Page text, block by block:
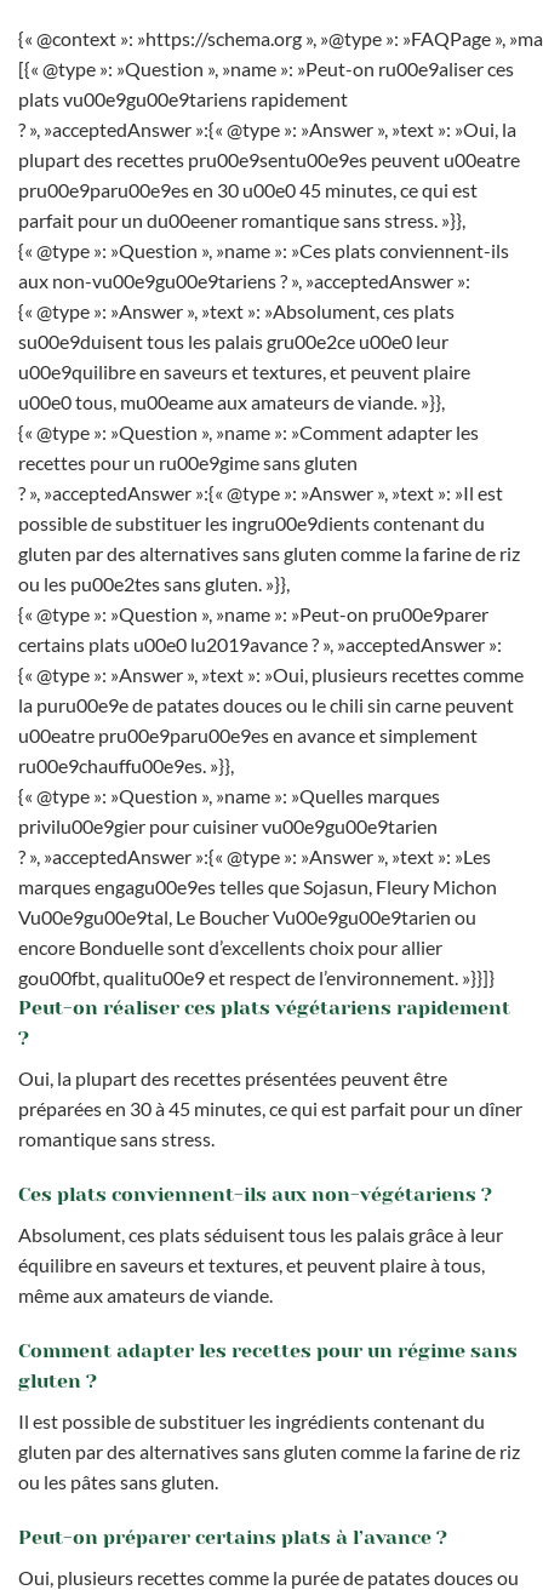
{« @context »: »https://schema.org », »@type »: »FAQPage »,
[{« @type »: »Question », »name »: »Peut-on ru00e9aliser ces
plats vu00e9gu00e9tariens rapidement
? », »acceptedAnswer »:{« @type »: »Answer », »text »: »Oui, la
plupart des recettes pru00e9sentu00e9es peuvent u00eatre
pru00e9paru00e9es en 30 u00e0 45 minutes, ce qui est
parfait pour un du00eener romantique sans stress. »}},
{« @type »: »Question », »name »: »Ces plats conviennent-ils
aux non-vu00e9gu00e9tariens ? », »acceptedAnswer »:
{« @type »: »Answer », »text »: »Absolument, ces plats
su00e9duisent tous les palais gru00e2ce u00e0 leur
u00e9quilibre en saveurs et textures, et peuvent plaire
u00e0 tous, mu00eame aux amateurs de viande. »}},
{« @type »: »Question », »name »: »Comment adapter les
recettes pour un ru00e9gime sans gluten
? », »acceptedAnswer »:{« @type »: »Answer », »text »: »Il est
possible de substituer les ingru00e9dients contenant du
gluten par des alternatives sans gluten comme la farine de riz
ou les pu00e2tes sans gluten. »}},
{« @type »: »Question », »name »: »Peut-on pru00e9parer
certains plats u00e0 lu2019avance ? », »acceptedAnswer »:
{« @type »: »Answer », »text »: »Oui, plusieurs recettes comme
la puru00e9e de patates douces ou le chili sin carne peuvent
u00eatre pru00e9paru00e9es en avance et simplement
ru00e9chauffu00e9es. »}},
{« @type »: »Question », »name »: »Quelles marques
privilu00e9gier pour cuisiner vu00e9gu00e9tarien
? », »acceptedAnswer »:{« @type »: »Answer », »text »: »Les
marques engagu00e9es telles que Sojasun, Fleury Michon
Vu00e9gu00e9tal, Le Boucher Vu00e9gu00e9tarien ou
encore Bonduelle sont d’excellents choix pour allier
gou00fbt, qualitu00e9 et respect de l’environnement. »}}]}
Peut-on réaliser ces plats végétariens rapidement
?
Oui, la plupart des recettes présentées peuvent être
préparées en 30 à 45 minutes, ce qui est parfait pour un dîner
romantique sans stress.
Ces plats conviennent-ils aux non-végétariens ?
Absolument, ces plats séduisent tous les palais grâce à leur
équilibre en saveurs et textures, et peuvent plaire à tous,
même aux amateurs de viande.
Comment adapter les recettes pour un régime sans
gluten ?
Il est possible de substituer les ingrédients contenant du
gluten par des alternatives sans gluten comme la farine de riz
ou les pâtes sans gluten.
Peut-on préparer certains plats à l’avance ?
Oui, plusieurs recettes comme la purée de patates douces ou